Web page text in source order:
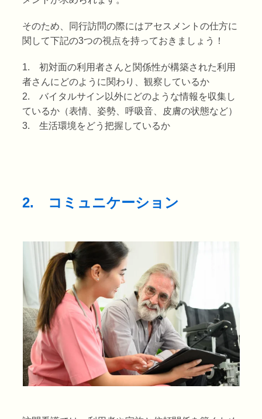
そのため、同行訪問の際にはアセスメントの仕方に
関して下記の3つの視点を持っておきましょう！
1. 初対面の利用者さんと関係性が構築された利用
者さんにどのように関わり、観察しているか
2. バイタルサイン以外にどのような情報を収集し
ているか（表情、姿勢、呼吸音、皮膚の状態など）
3. 生活環境をどう把握しているか
2. コミュニケーション